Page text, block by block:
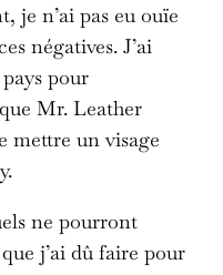
je n’ai pas eu ouïe
négatives. J’ai
pour
Mr. Leather
mettre un visage
ne pourront
j’ai dû faire pour